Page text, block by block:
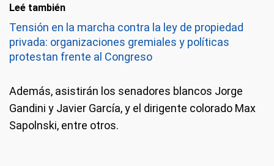
Leé también
Tensión en la marcha contra la ley de propiedad
privada: organizaciones gremiales y políticas
protestan frente al Congreso
Además, asistirán los senadores blancos Jorge
Gandini y Javier García, y el dirigente colorado Max
Sapolnski, entre otros.